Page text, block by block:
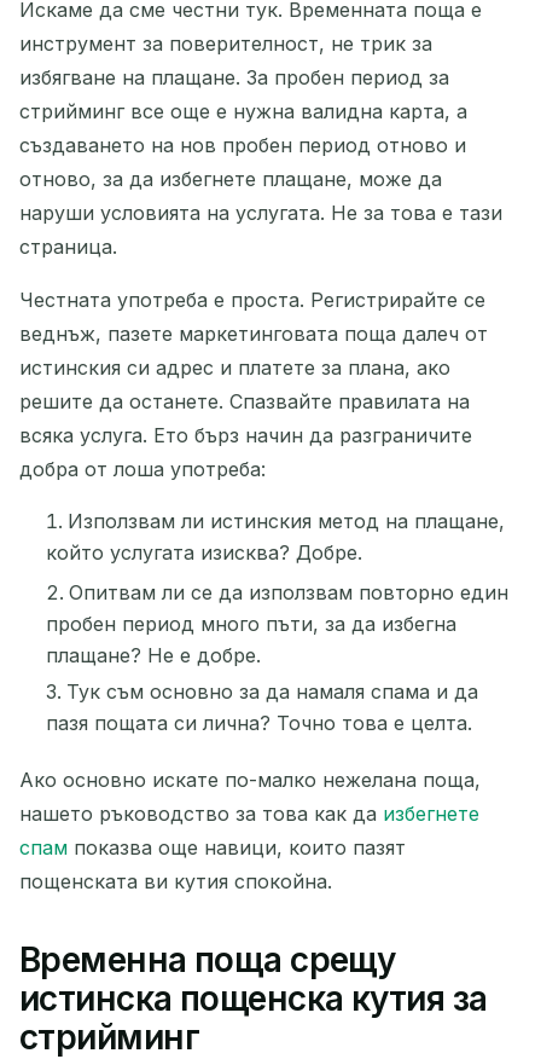
Искаме да сме честни тук. Временната поща е
инструмент за поверителност, не трик за
избягване на плащане. За пробен период за
стрийминг все още е нужна валидна карта, а
създаването на нов пробен период отново и
отново, за да избегнете плащане, може да
наруши условията на услугата. Не за това е тази
страница.
Честната употреба е проста. Регистрирайте се
веднъж, пазете маркетинговата поща далеч от
истинския си адрес и платете за плана, ако
решите да останете. Спазвайте правилата на
всяка услуга. Ето бърз начин да разграничите
добра от лоша употреба:
Използвам ли истинския метод на плащане,
който услугата изисква? Добре.
Опитвам ли се да използвам повторно един
пробен период много пъти, за да избегна
плащане? Не е добре.
Тук съм основно за да намаля спама и да
пазя пощата си лична? Точно това е целта.
Ако основно искате по-малко нежелана поща,
нашето ръководство за това как да избегнете
спам показва още навици, които пазят
пощенската ви кутия спокойна.
Временна поща срещу
истинска пощенска кутия за
стрийминг